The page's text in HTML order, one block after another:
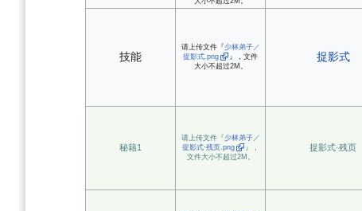
技能
请上传文件『少林弟子／
捉影式.png
』，文件
大小不超过2M。
捉影式
秘籍1
请上传文件『少林弟子／
捉影式·残页.png
』，
文件大小不超过2M。
捉影式·残页